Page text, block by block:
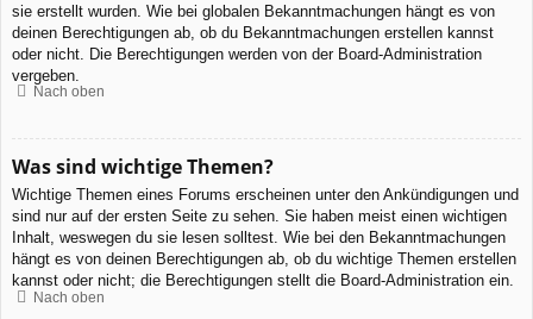
sie erstellt wurden. Wie bei globalen Bekanntmachungen hängt es von
deinen Berechtigungen ab, ob du Bekanntmachungen erstellen kannst
oder nicht. Die Berechtigungen werden von der Board-Administration
vergeben.
Nach oben
Was sind wichtige Themen?
Wichtige Themen eines Forums erscheinen unter den Ankündigungen und
sind nur auf der ersten Seite zu sehen. Sie haben meist einen wichtigen
Inhalt, weswegen du sie lesen solltest. Wie bei den Bekanntmachungen
hängt es von deinen Berechtigungen ab, ob du wichtige Themen erstellen
kannst oder nicht; die Berechtigungen stellt die Board-Administration ein.
Nach oben